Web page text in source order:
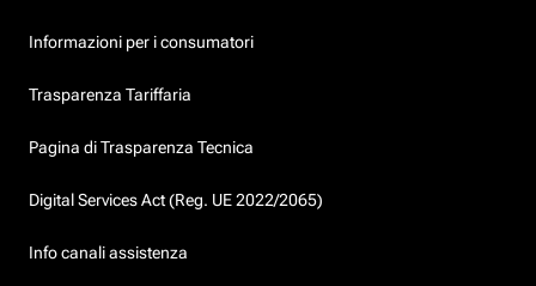
Informazioni per i consumatori
Trasparenza Tariffaria
Pagina di Trasparenza Tecnica
Digital Services Act (Reg. UE 2022/2065)
Info canali assistenza